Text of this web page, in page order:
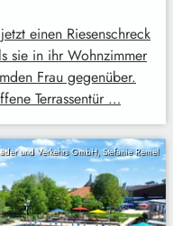
einen Riesenschreck
sie in ihr Wohnzimmer
Frau gegenüber.
Terrassentür …
und Verkehrs GmbH, Stefanie Remel